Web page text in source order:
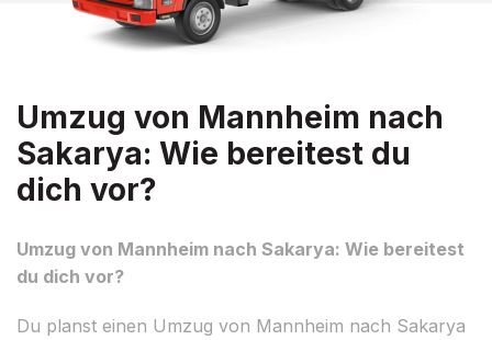
Umzug von Mannheim nach
Sakarya: Wie bereitest du
dich vor?
Umzug von Mannheim nach Sakarya: Wie bereitest
du dich vor?
Du planst einen Umzug von Mannheim nach Sakarya